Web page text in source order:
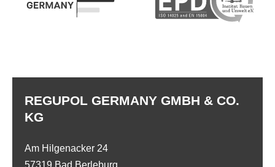
REGUPOL GERMANY GMBH & CO.
KG
Am Hilgenacker 24